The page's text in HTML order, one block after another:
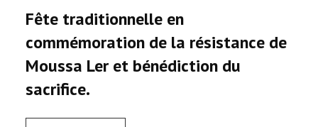
Fête traditionnelle en
commémoration de la résistance de
Moussa Ler et bénédiction du
sacrifice.